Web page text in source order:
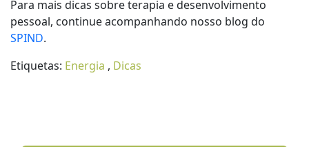
Para mais dicas sobre terapia e desenvolvimento
pessoal, continue acompanhando nosso blog do
SPIND.
Etiquetas: Energia , Dicas